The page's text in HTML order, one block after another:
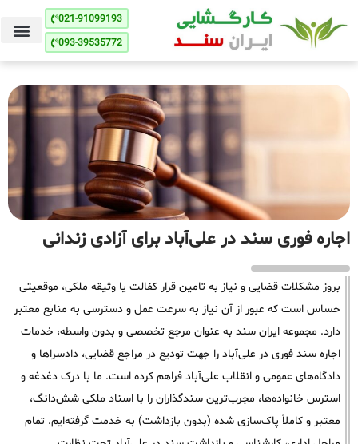
021-91099193
093-39535772
اجاره فوری سند در علی‌آباد برای آزادی زندانی
بروز مشکلات قضایی و نیاز به تامین قرار کفالت یا وثیقه ملکی، موقعیتی
حساس است که عبور از آن نیاز به سرعت عمل و دسترسی به منابع معتبر
دارد. مجموعه ایران سند به عنوان مرجع تخصصی و بدون واسطه، خدمات
اجاره سند فوری در علی‌آباد را جهت تودیع در مراجع قضایی، دادسراها و
دادگاه‌های عمومی و انقلاب علی‌آباد فراهم کرده است. ما با درک دغدغه و
استرس خانواده‌ها، مجرب‌ترین سندگذاران را با اسناد ملکی شش‌دانگ،
معتبر و کاملاً پاک‌سازی شده (بدون بازداشت) به خدمت گرفته‌ایم. تمام